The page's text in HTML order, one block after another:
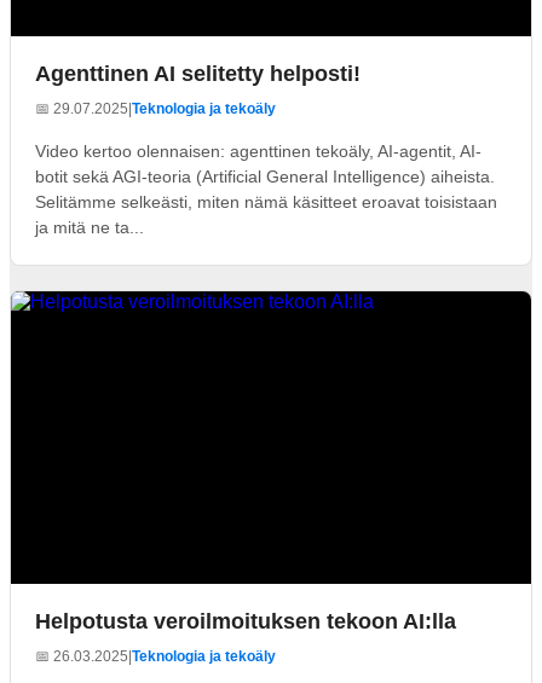
Agenttinen AI selitetty helposti!
📅 29.07.2025|Teknologia ja tekoäly
Video kertoo olennaisen: agenttinen tekoäly, AI-agentit, AI-
botit sekä AGI-teoria (Artificial General Intelligence) aiheista.
Selitämme selkeästi, miten nämä käsitteet eroavat toisistaan
ja mitä ne ta...
Helpotusta veroilmoituksen tekoon AI:lla
📅 26.03.2025|Teknologia ja tekoäly